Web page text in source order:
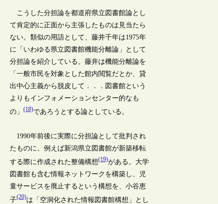
こうした分担論を都道府県立図書館論とし
て肯定的に正面から主張したものは見当たら
ない。類似の用語として、藤井千年は1975年
に「いわゆる県立図書館機能分離論」として
分担論を紹介している。藤井は機能分離論を
「一般市民を対象とした館内閲覧だとか、貸
出中心主義から脱皮して．．．図書館という
よりもインフォメーションセンター的なも
の」(18)であろうとする論としている。
1990年前後に実際に分担論として批判され
たものに、例えば新潟県立図書館が新築移転
する際に作成された整備構想(19)がある。大学
図書館も含む情報ネットワークを構築し、児
童サービスを廃止するという構想を、小谷恵
子(20)は「空洞化された情報図書館構想」とし